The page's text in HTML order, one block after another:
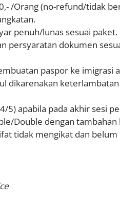
/Orang (no-refund/tidak
penuh/lunas sesuai paket.
persyaratan dokumen
paspor ke imigrasi
dikarenakan
5) apabila pada akhir sesi
Double dengan
tidak mengikat dan